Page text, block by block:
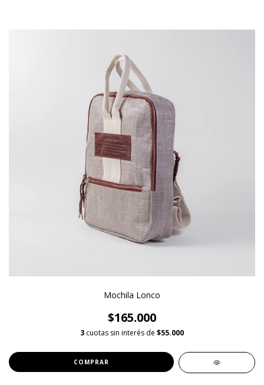
Mochila Lonco
$165.000
3 cuotas sin interés de $55.000
COMPRAR